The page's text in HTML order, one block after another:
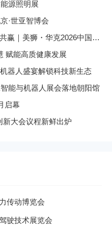
源照明展
·世亚智博会
思想碰撞启新局，精准对接促共赢｜美狮・华克2026中国餐饮包装创新发展大会圆满收官
赋能高质健康发展
器人盛宴解锁科技新生态
能与机器人展会落地朝阳馆
启幕
新大会议程新鲜出炉
传动博览会
驶技术展览会